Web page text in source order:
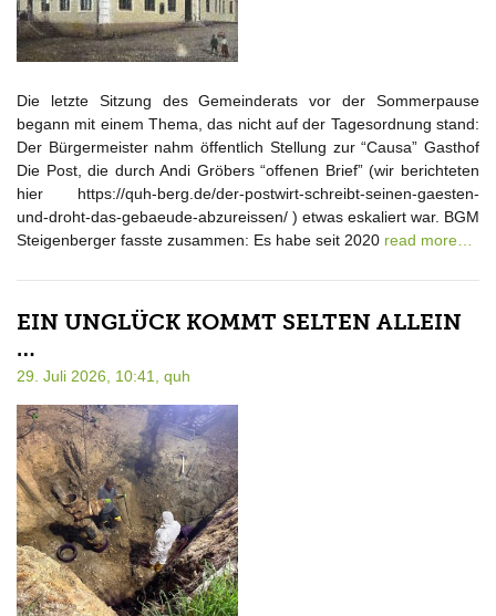
Die letzte Sitzung des Gemeinderats vor der Sommerpause
begann mit einem Thema, das nicht auf der Tagesordnung stand:
Der Bürgermeister nahm öffentlich Stellung zur “Causa” Gasthof
Die Post, die durch Andi Gröbers “offenen Brief” (wir berichteten
hier https://quh-berg.de/der-postwirt-schreibt-seinen-gaesten-
und-droht-das-gebaeude-abzureissen/ ) etwas eskaliert war. BGM
Steigenberger fasste zusammen: Es habe seit 2020 read more…
EIN UNGLÜCK KOMMT SELTEN ALLEIN
…
29. Juli 2026, 10:41, quh